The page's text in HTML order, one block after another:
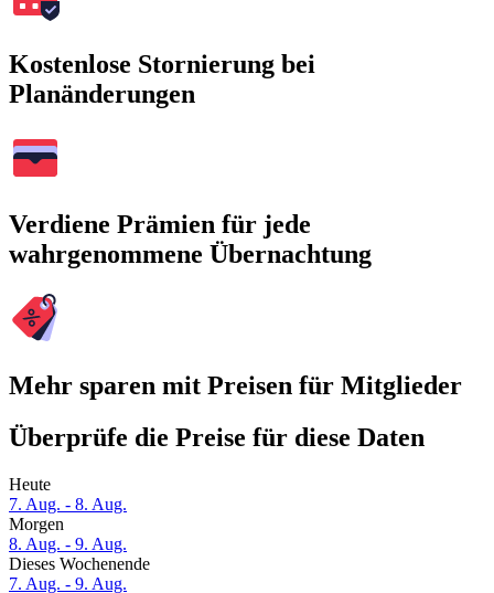
Kostenlose Stornierung bei
Planänderungen
Verdiene Prämien für jede
wahrgenommene Übernachtung
Mehr sparen mit Preisen für Mitglieder
Überprüfe die Preise für diese Daten
Heute
7. Aug. - 8. Aug.
Morgen
8. Aug. - 9. Aug.
Dieses Wochenende
7. Aug. - 9. Aug.